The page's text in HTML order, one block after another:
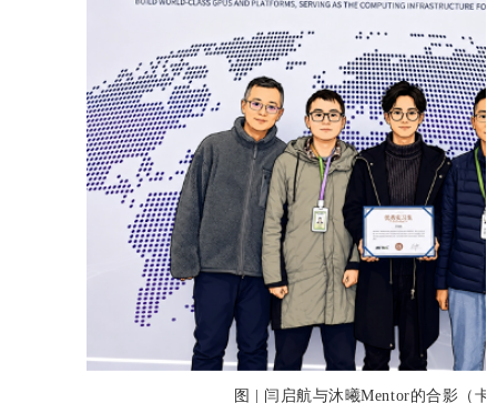
图 | 闫启航与沐曦Mentor的合影（卡